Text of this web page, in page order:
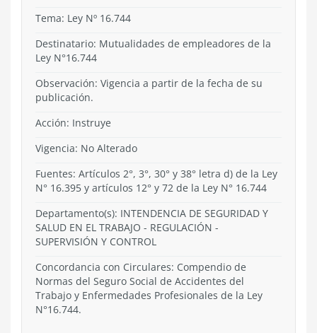
Tema: Ley Nº 16.744
Destinatario: Mutualidades de empleadores de la
Ley N°16.744
Observación: Vigencia a partir de la fecha de su
publicación.
Acción: Instruye
Vigencia: No Alterado
Fuentes: Artículos 2°, 3°, 30° y 38° letra d) de la Ley
N° 16.395 y artículos 12° y 72 de la Ley N° 16.744
Departamento(s): INTENDENCIA DE SEGURIDAD Y
SALUD EN EL TRABAJO - REGULACIÓN -
SUPERVISIÓN Y CONTROL
Concordancia con Circulares: Compendio de
Normas del Seguro Social de Accidentes del
Trabajo y Enfermedades Profesionales de la Ley
N°16.744.